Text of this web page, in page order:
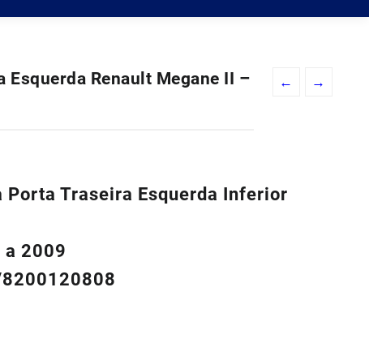
← →
Esquerda Renault Megane II –
Porta Traseira Esquerda Inferior
a 2009